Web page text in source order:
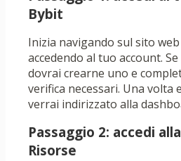
Bybit
Inizia navigando sul sito
accedendo al tuo account.
dovrai crearne uno e
verifica necessari. Una volta
verrai indirizzato alla
Passaggio 2: accedi
Risorse